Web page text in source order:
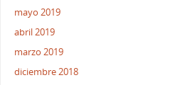
mayo 2019
abril 2019
marzo 2019
diciembre 2018